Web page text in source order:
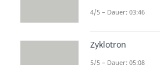
4/5 – Dauer: 03:46
Zyklotron
5/5 – Dauer: 05:08